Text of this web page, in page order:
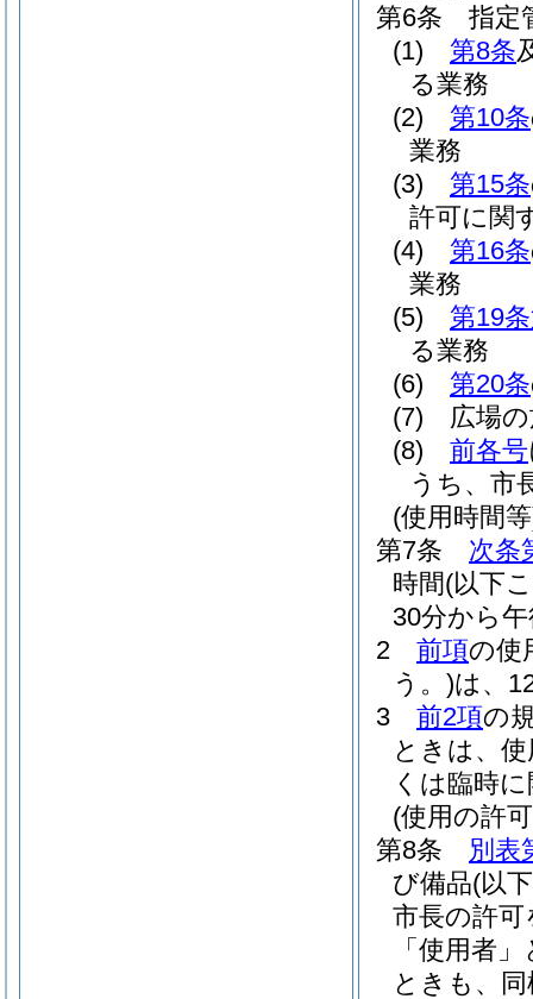
第6条
指定
(1)
第8条
る業務
(2)
第10条
業務
(3)
第15条
許可に関
(4)
第16条
業務
(5)
第19
る業務
(6)
第20条
(7)
広場
(8)
前各号
うち、市
(使用時間
第7条
次条
時間(以下
30分から
2
前項の使
う。)は、
3
前2項の
ときは、
くは臨時
(使用の許
第8条
別表
び備品(以
市長の許
「使用者
ときも、